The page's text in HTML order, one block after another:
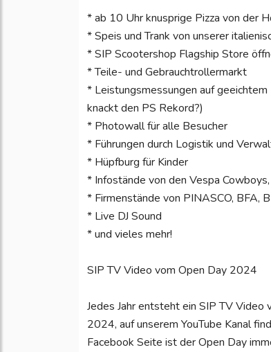
* ab 10 Uhr knusprige Pizza von der
* Speis und Trank von unserer
* SIP Scootershop Flagship Store
* Teile- und Gebrauchtrollermarkt
* Leistungsmessungen auf
knackt den PS Rekord?)
* Photowall für alle Besucher
* Führungen durch Logistik und
* Hüpfburg für Kinder
* Infostände von den Vespa
* Firmenstände von PINASCO, BFA,
* Live DJ Sound
* und vieles mehr!
SIP TV Video vom Open Day 2024
Jedes Jahr entsteht ein SIP TV Video
2024, auf unserem YouTube Kanal
Facebook Seite ist der Open Day